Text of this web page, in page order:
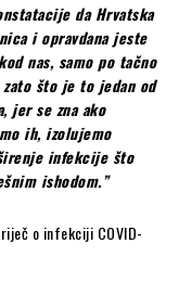
da Hrvatska
i opravdana jeste
nas, samo po tačno
što je to jedan od
jer se zna ako
ih, izolujemo
infekcije što
ishodom.”
o infekciji COVID-